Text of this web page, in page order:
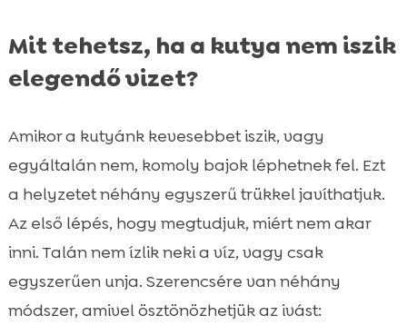
Mit tehetsz, ha a kutya nem iszik
elegendő vizet?
Amikor a kutyánk kevesebbet iszik, vagy
egyáltalán nem, komoly bajok léphetnek fel. Ezt
a helyzetet néhány egyszerű trükkel javíthatjuk.
Az első lépés, hogy megtudjuk, miért nem akar
inni. Talán nem ízlik neki a víz, vagy csak
egyszerűen unja. Szerencsére van néhány
módszer, amivel ösztönözhetjük az ivást: